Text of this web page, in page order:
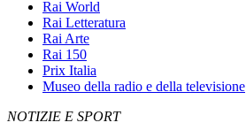
Rai World
Rai Letteratura
Rai Arte
Rai 150
Prix Italia
Museo della radio e della televisione
NOTIZIE E SPORT